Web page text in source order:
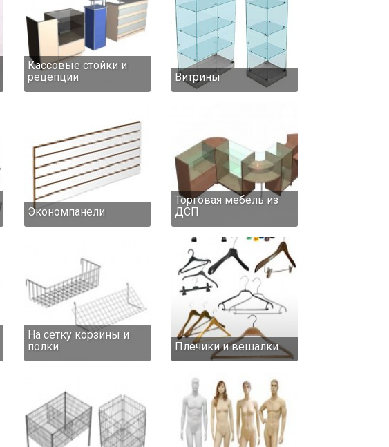
Кассовые стойки и
рецепции
Витрины
Экономпанели
Торговая мебель из
ДСП
На сетку корзины и
полки
Плечики и вешалки